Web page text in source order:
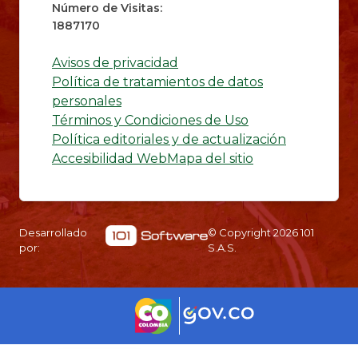
Número de Visitas:
1887170
Avisos de privacidad
Política de tratamientos de datos
personales
Términos y Condiciones de Uso
Política editoriales y de actualización
Accesibilidad Web Mapa del sitio
Desarrollado
por:
© Copyright2026101
S.A.S.